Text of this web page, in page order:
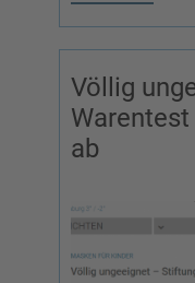
Völlig
ab